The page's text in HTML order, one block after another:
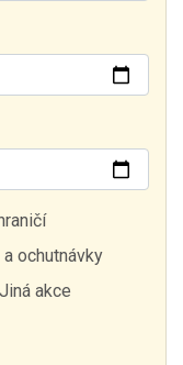
ochutnávky
Jiná akce